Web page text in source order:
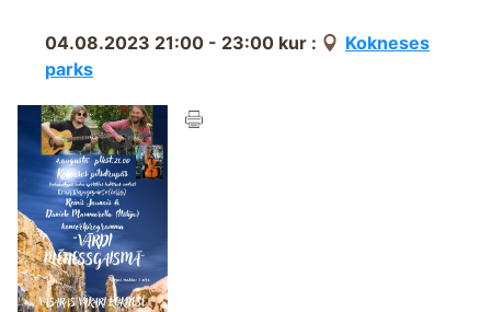
04.08.2023 21:00 - 23:00 kur :
Kokneses
parks